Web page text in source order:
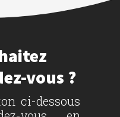
vous ?
ci-dessous